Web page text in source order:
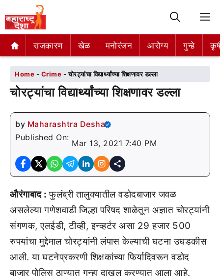
राजकारण खेळ मनोरंजन आरोग्य गुन्हे
राजकारण खेळ मनोरंजन आरोग्य गुन्हे
Home - Crime -चोरट्यांचा विद्यार्थ्यांच्या शिक्षणावर डल्ला
चोरट्यांचा विद्यार्थ्यांच्या शिक्षणावर डल्ला
by Maharashtra Desha
Published On:
Mar 13, 2021 7:40 PM
औरंगाबाद :फुलंब्री तालुक्यातील वडोदबाजार जवळ
असलेल्या गणेशवाडी जिल्हा परिषद शाळेतून अज्ञात चोरट्यांनी
संगणक, एलईडी, टीव्ही, इन्व्हर्टर असा 29 हजार 500
रुपयांचा मुद्देमाल चोरट्यांनी लंपास केल्याची घटना उघडकीस
आली. या घटनेप्रकरणी शिक्षकांच्या फिर्यादिवरून वडोद
बाजार पोलिस ठाण्यात गुन्हा दाखल करण्यात आला आहे.